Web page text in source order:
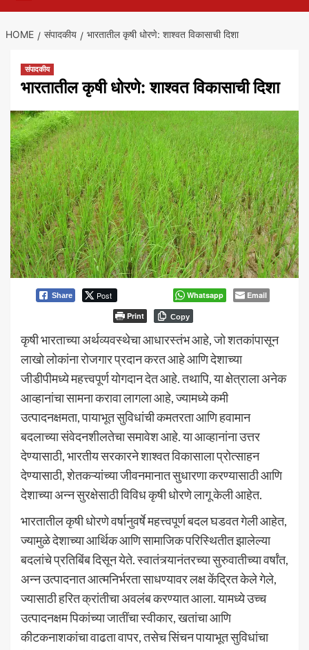
HOME संपादकीय भारतातील कृषी धोरणे: शाश्वत विकासाची दिशा
संपादकीय
भारतातील कृषी धोरणे: शाश्वत विकासाची दिशा
Share Post Whatsapp
Email
Print
Copy
कृषी भारताच्या अर्थव्यवस्थेचा आधारस्तंभ आहे, जो शतकांपासून
लाखो लोकांना रोजगार प्रदान करत आहे आणि देशाच्या
जीडीपीमध्ये महत्त्वपूर्ण योगदान देत आहे. तथापि, या क्षेत्राला अनेक
आव्हानांचा सामना करावा लागला आहे, ज्यामध्ये कमी
उत्पादनक्षमता, पायाभूत सुविधांची कमतरता आणि हवामान
बदलाच्या संवेदनशीलतेचा समावेश आहे. या आव्हानांना उत्तर
देण्यासाठी, भारतीय सरकारने शाश्वत विकासाला प्रोत्साहन
देण्यासाठी, शेतकऱ्यांच्या जीवनमानात सुधारणा करण्यासाठी आणि
देशाच्या अन्न सुरक्षेसाठी विविध कृषी धोरणे लागू केली आहेत.
भारतातील कृषी धोरणे वर्षानुवर्षे महत्त्वपूर्ण बदल घडवत गेली आहेत,
ज्यामुळे देशाच्या आर्थिक आणि सामाजिक परिस्थितीत झालेल्या
बदलांचे प्रतिबिंब दिसून येते. स्वातंत्र्यानंतरच्या सुरुवातीच्या वर्षांत,
अन्न उत्पादनात आत्मनिर्भरता साधण्यावर लक्ष केंद्रित केले गेले,
ज्यासाठी हरित क्रांतीचा अवलंब करण्यात आला. यामध्ये उच्च
उत्पादनक्षम पिकांच्या जातींचा स्वीकार, खतांचा आणि
कीटकनाशकांचा वाढता वापर, तसेच सिंचन पायाभूत सुविधांचा